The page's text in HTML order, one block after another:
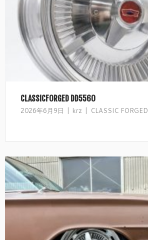
CLASSICFORGED DD5560
2026年6月9日 krz CLASSIC FORGED